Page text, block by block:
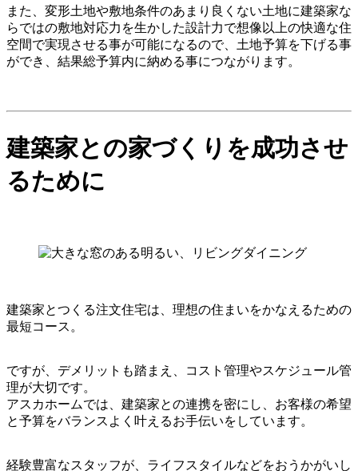
また、変形土地や敷地条件のあまり良くない土地に建築家な
らではの敷地対応力を生かした設計力で想像以上の快適な住
空間で実現させる事が可能になるので、土地予算を下げる事
ができ、結果総予算内に納める事につながります。
建築家との家づくりを成功させ
るために
建築家とつくる注文住宅は、理想の住まいをかなえるための
最短コース。
ですが、デメリットも踏まえ、コスト管理やスケジュール管
理が大切です。
アスカホームでは、建築家との連携を密にし、お客様の希望
と予算をバランスよく叶えるお手伝いをしています。
経験豊富なスタッフが、ライフスタイルなどをおうかがいし